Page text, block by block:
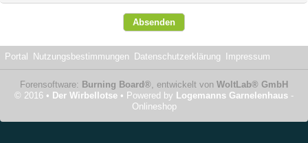
Portal Nutzungsbestimmungen Datenschutzerklärung Impressum
Forensoftware: Burning Board®, entwickelt von WoltLab® GmbH
© 2016 • Der Wirbellotse • Powered by Logemanns Garnelenhaus -
Onlineshop